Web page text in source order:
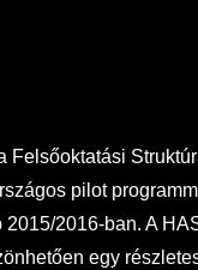
Felsőoktatási
pilot
2016-ban. A
egy